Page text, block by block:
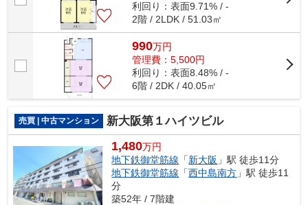
利回り：表面9.71% / -
2階 / 2LDK / 51.03㎡
990万円
管理費：5,500円
利回り：表面8.48% / -
6階 / 2DK / 40.05㎡
売買 | 中古マンション 新大阪第１ハイツビル
1,480万円
地下鉄御堂筋線 「新大阪 」駅 徒歩11分
地下鉄御堂筋線 「西中島南方 」駅 徒歩11
分
築52年 / 7階建